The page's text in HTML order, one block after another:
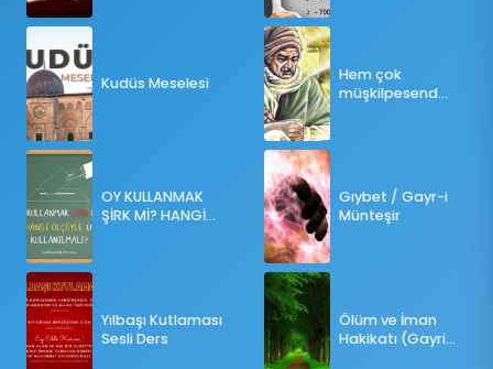
Kudüs Meselesi
OY KULLANMAK
ŞİRK Mİ? HANGİ
Yılbaşı Kutlaması
Sesli Ders
Hem çok
müşkilpesend
Gıybet / Gayr-i
Münteşir
Ölüm ve İman
Hakikatı (Gayri